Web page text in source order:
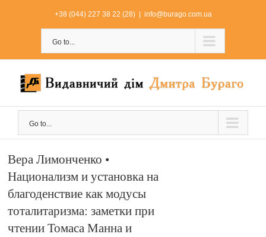
+38 (044) 227 38 22 (28) info@burago.com.ua
Go to...
Go to...
Вера Лимонченко •
Национализм и установка на
благоденствие как модусы
тоталитаризма: заметки при
чтении Томаса Манна и